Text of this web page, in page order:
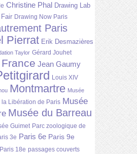
Christine Phal Drawing Lab
Drawing Now Paris
Paris
Pierrat Erik Desmazières
Taylor Gérard Jouhet
Jean Gaumy
Louis XIV
Montmartre Musée
la Libération de Paris Musée
Musée du Barreau
Guimet Parc zoologique de
3e Paris 6e Paris 9e
Paris 18e passages couverts